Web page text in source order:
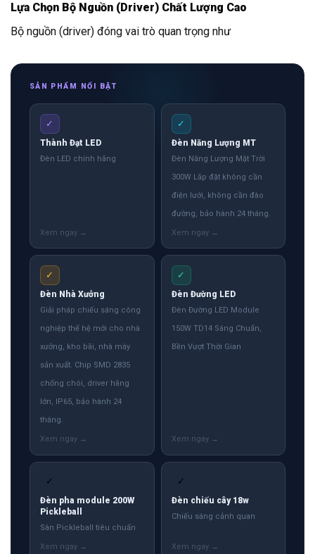
Lựa Chọn Bộ Nguồn (Driver) Chất Lượng Cao
Bộ nguồn (driver) đóng vai trò quan trọng như
SẢN PHẨM NỔI BẬT
✓
Thành Đạt LED
Đèn LED chính hãng
✓
Đèn Năng Lượng MT
Đèn Năng Lượng Mặt Trời
300W Lắp đặt không cần
điện lưới, không cần đào
đường, bảo hành 24 tháng.
✓
Đèn Nhà Xưởng
Giải pháp chiếu sáng công
nghiệp thế hệ mới cho nhà
xưởng, kho bãi, nhà máy
sản xuất. Chip SMD 2835
chống chói, driver hãng
lớn, IP65, bảo hành 24
tháng.
✓
Đèn Đường LED
Đèn Đường LED Module
150W TD14 Sáng Chuẩn,
Bền Vượt Thời Gian
✓
Đèn pha module 200W
Pickleball
Sân Pickleball tiêu chuẩn
✓
Đèn chiếu cây 18w
Chiếu sáng cảnh quan